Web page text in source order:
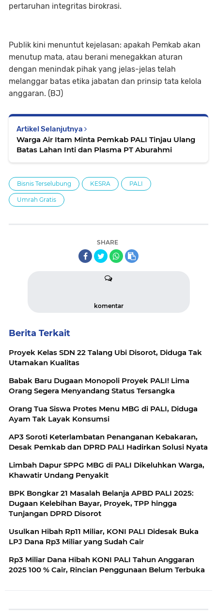
pertaruhan integritas birokrasi.
Publik kini menuntut kejelasan: apakah Pemkab akan
menutup mata, atau berani menegakkan aturan
dengan menindak pihak yang jelas-jelas telah
melanggar batas etika jabatan dan prinsip tata kelola
anggaran. (BJ)
Artikel Selanjutnya
Warga Air Itam Minta Pemkab PALI Tinjau Ulang
Batas Lahan Inti dan Plasma PT Aburahmi
Bisnis Terselubung KESRA PALI
Umrah Gratis
SHARE
komentar
Berita Terkait
Proyek Kelas SDN 22 Talang Ubi Disorot, Diduga Tak
Utamakan Kualitas
Babak Baru Dugaan Monopoli Proyek PALI! Lima
Orang Segera Menyandang Status Tersangka
Orang Tua Siswa Protes Menu MBG di PALI, Diduga
Ayam Tak Layak Konsumsi
AP3 Soroti Keterlambatan Penanganan Kebakaran,
Desak Pemkab dan DPRD PALI Hadirkan Solusi Nyata
Limbah Dapur SPPG MBG di PALI Dikeluhkan Warga,
Khawatir Undang Penyakit
BPK Bongkar 21 Masalah Belanja APBD PALI 2025:
Dugaan Kelebihan Bayar, Proyek, TPP hingga
Tunjangan DPRD Disorot
Usulkan Hibah Rp11 Miliar, KONI PALI Didesak Buka
LPJ Dana Rp3 Miliar yang Sudah Cair
Rp3 Miliar Dana Hibah KONI PALI Tahun Anggaran
2025 100 % Cair, Rincian Penggunaan Belum Terbuka